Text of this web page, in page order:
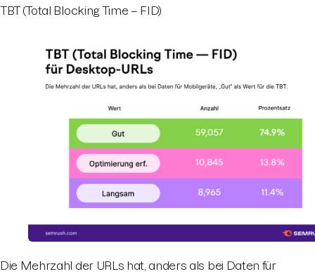
TBT (Total Blocking Time – FID)
Die Mehrzahl der URLs hat, anders als bei Daten für